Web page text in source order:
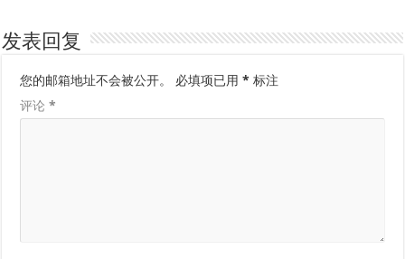
发表回复
您的邮箱地址不会被公开。 必填项已用* 标注
评论*